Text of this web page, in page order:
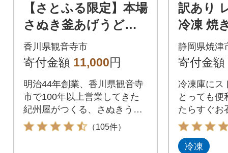
【さとふる限定】本場
さぬき釜あげうどん
(乾麺)60人前
香川県観音寺市
寄付金額 11,000円
明治44年創業、香川県観音寺
市で100年以上営業してきた
紀州屋がつくる、さぬきうど
んの乾麺です!
（105件）
訳あり
冷凍 焼
ト 18食
静岡県焼津
寄付金額
冷凍庫にス
とっても便
たらすぐお
ける麺中心
トです。お
庫品、麺切
冷凍